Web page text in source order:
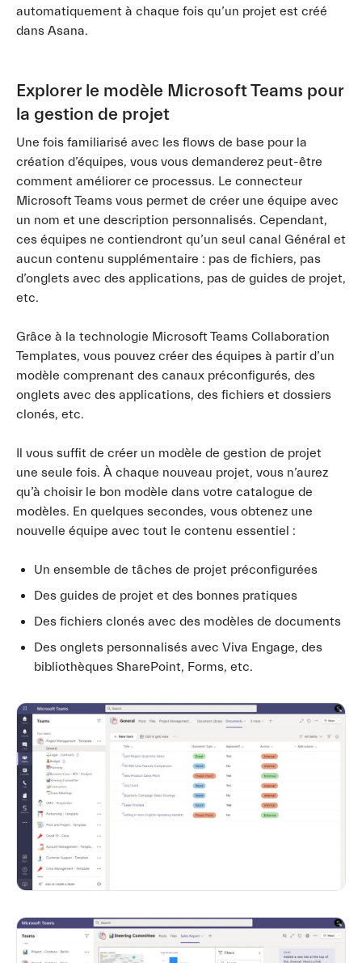
automatiquement à chaque fois qu’un projet est créé
dans Asana.
Explorer le modèle Microsoft Teams pour
la gestion de projet
Une fois familiarisé avec les flows de base pour la
création d’équipes, vous vous demanderez peut-être
comment améliorer ce processus. Le connecteur
Microsoft Teams vous permet de créer une équipe avec
un nom et une description personnalisés. Cependant,
ces équipes ne contiendront qu’un seul canal Général et
aucun contenu supplémentaire : pas de fichiers, pas
d’onglets avec des applications, pas de guides de projet,
etc.
Grâce à la technologie Microsoft Teams Collaboration
Templates, vous pouvez créer des équipes à partir d’un
modèle comprenant des canaux préconfigurés, des
onglets avec des applications, des fichiers et dossiers
clonés, etc.
Il vous suffit de créer un modèle de gestion de projet
une seule fois. À chaque nouveau projet, vous n’aurez
qu’à choisir le bon modèle dans votre catalogue de
modèles. En quelques secondes, vous obtenez une
nouvelle équipe avec tout le contenu essentiel :
Un ensemble de tâches de projet préconfigurées
Des guides de projet et des bonnes pratiques
Des fichiers clonés avec des modèles de documents
Des onglets personnalisés avec Viva Engage, des
bibliothèques SharePoint, Forms, etc.